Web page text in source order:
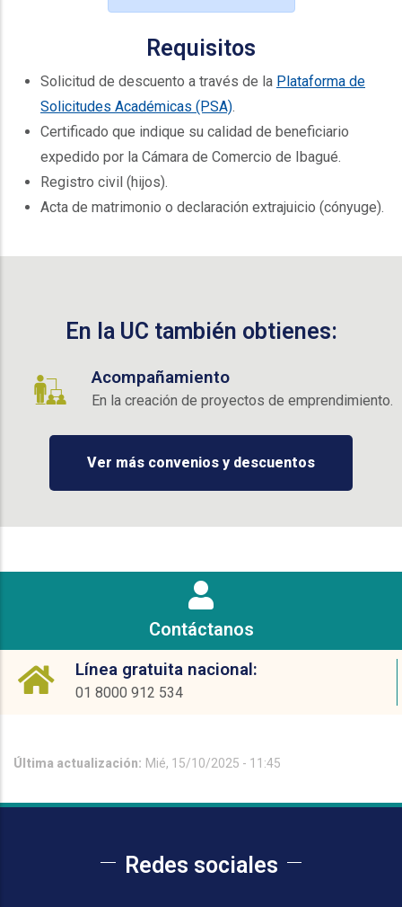
Requisitos
Solicitud de descuento a través de la Plataforma de
Solicitudes Académicas (PSA).
Certificado que indique su calidad de beneficiario
expedido por la Cámara de Comercio de Ibagué.
Registro civil (hijos).
Acta de matrimonio o declaración extrajuicio (cónyuge).
En la UC también obtienes:
Acompañamiento
En la creación de proyectos de emprendimiento.
Ver más convenios y descuentos
Contáctanos
Línea gratuita nacional:
01 8000 912 534
Última actualización: Mié, 15/10/2025 - 11:45
Redes sociales